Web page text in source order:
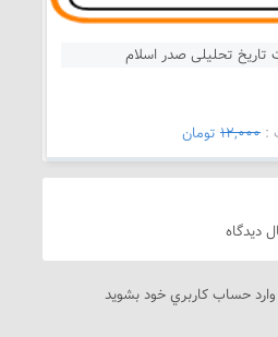
تاریخ تحلیلی صدر اسلام
:
12,000تومان
دیدگاه
وارد حساب كاربري خود بشويد